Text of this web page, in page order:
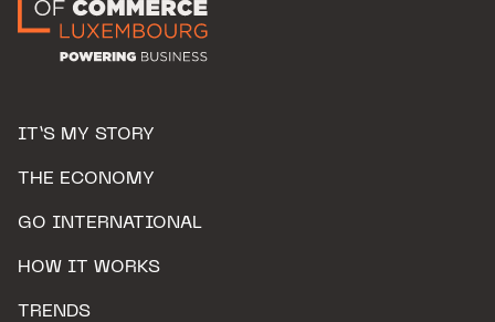
IT’S MY STORY
THE ECONOMY
GO INTERNATIONAL
HOW IT WORKS
TRENDS